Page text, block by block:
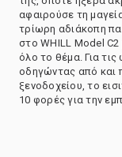
αφαιρούσε τη
τρίωρη αδιάκοπη
στο WHILL Model
όλο το θέμα. Για
οδηγώντας από και
ξενοδοχείου, το
10 φορές για την